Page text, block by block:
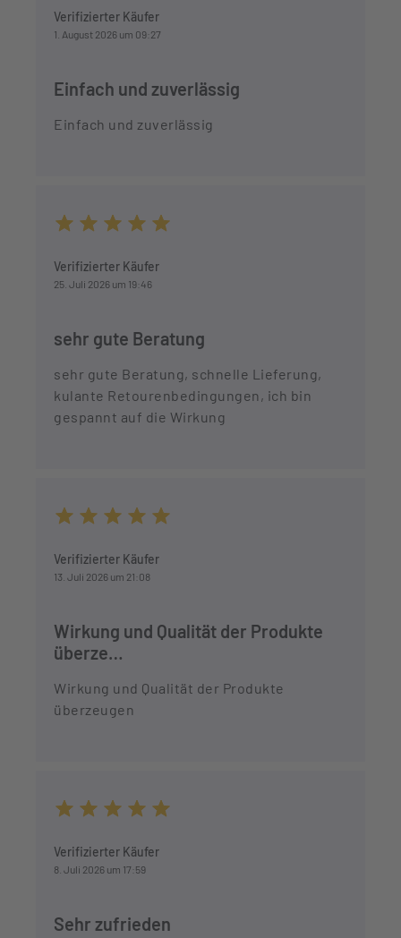
Verifizierter Käufer
1. August 2026 um 09:27
Einfach und zuverlässig
Einfach und zuverlässig
Verifizierter Käufer
25. Juli 2026 um 19:46
sehr gute Beratung
sehr gute Beratung, schnelle Lieferung,
kulante Retourenbedingungen, ich bin
gespannt auf die Wirkung
Verifizierter Käufer
13. Juli 2026 um 21:08
Wirkung und Qualität der Produkte
überze…
Wirkung und Qualität der Produkte
überzeugen
Verifizierter Käufer
8. Juli 2026 um 17:59
Sehr zufrieden